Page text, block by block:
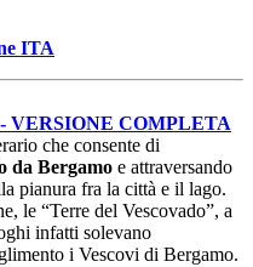
ITA
VERSIONE COMPLETA
che consente di
da Bergamo e attraversando
pianura fra la città e il lago.
le “Terre del Vescovado”, a
infatti solevano
i Vescovi di Bergamo.